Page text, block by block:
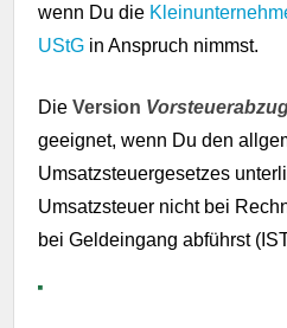
wenn Du die
UStG in Anspruch nimmst.
DieVersion
geeignet, wenn Du den
Umsatzsteuergesetzes
Umsatzsteuer nicht bei
bei Geldeingang abführst